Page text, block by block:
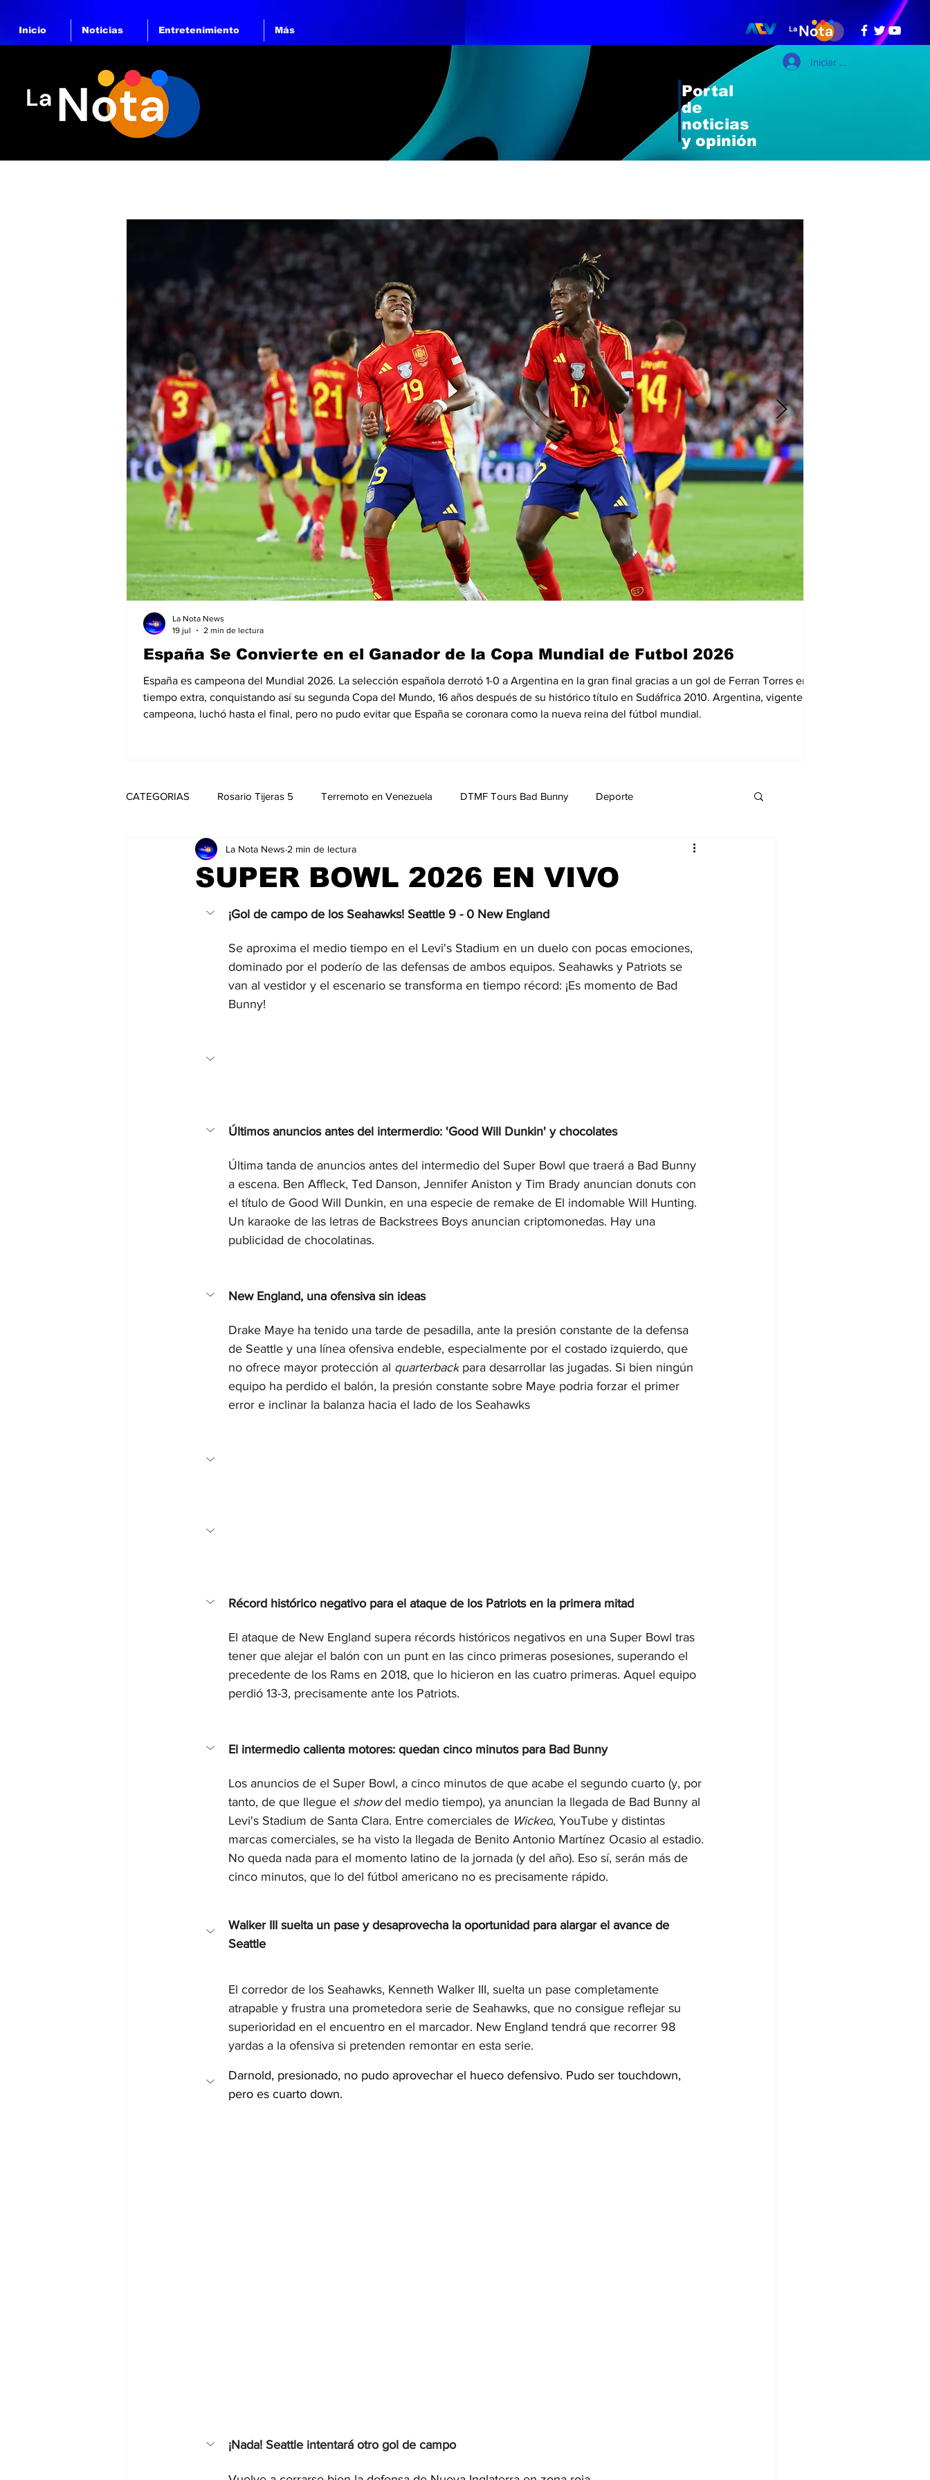
Inicio Noticias Entretenimiento Más
Iniciar sesión
Portal
de
noticias
y opinión
España Se Convierte en el Ganador de la Copa Mundial de Futbol 2026
España es campeona del Mundial 2026. La selección española derrotó 1-0 a Argentina en la gran final gracias a un gol de Ferran Torres en el
tiempo extra, conquistando así su segunda Copa del Mundo, 16 años después de su histórico título en Sudáfrica 2010. Argentina, vigente
campeona, luchó hasta el final, pero no pudo evitar que España se coronara como la nueva reina del fútbol mundial.
La Nota News
19 jul
2 min de lectura
CATEGORIAS Rosario Tijeras 5 Terremoto en Venezuela DTMF Tours Bad Bunny Deporte
Trump Regresa a La Casa Blanca Opinión
Entretenimiento MedioAmbiente Nicolas Maduro Detenido
Super Bowl 2026 Copa Mundial de Fútbol de 2026 Cine y Plataformas Digitales
SUPER BOWL 2026 EN VIVO
La Nota News 2 min de lectura
¡Gol de campo de los Seahawks! Seattle 9 - 0 New England
Se aproxima el medio tiempo en el Levi's Stadium en un duelo con pocas emociones,
dominado por el poderío de las defensas de ambos equipos. Seahawks y Patriots se
van al vestidor y el escenario se transforma en tiempo récord: ¡Es momento de Bad
Bunny!
Últimos anuncios antes del intermerdio: 'Good Will Dunkin' y chocolates
Última tanda de anuncios antes del intermedio del Super Bowl que traerá a Bad Bunny
a escena. Ben Affleck, Ted Danson, Jennifer Aniston y Tim Brady anuncian donuts con
el título de Good Will Dunkin, en una especie de remake de El indomable Will Hunting.
Un karaoke de las letras de Backstrees Boys anuncian criptomonedas. Hay una
publicidad de chocolatinas.
New England, una ofensiva sin ideas
Drake Maye ha tenido una tarde de pesadilla, ante la presión constante de la defensa
de Seattle y una línea ofensiva endeble, especialmente por el costado izquierdo, que
no ofrece mayor protección al quarterback para desarrollar las jugadas. Si bien ningún
equipo ha perdido el balón, la presión constante sobre Maye podria forzar el primer
error e inclinar la balanza hacia el lado de los Seahawks
Récord histórico negativo para el ataque de los Patriots en la primera mitad
El ataque de New England supera récords históricos negativos en una Super Bowl tras
tener que alejar el balón con un punt en las cinco primeras posesiones, superando el
precedente de los Rams en 2018, que lo hicieron en las cuatro primeras. Aquel equipo
perdió 13-3, precisamente ante los Patriots.
El intermedio calienta motores: quedan cinco minutos para Bad Bunny
Los anuncios de el Super Bowl, a cinco minutos de que acabe el segundo cuarto (y, por
tanto, de que llegue el show del medio tiempo), ya anuncian la llegada de Bad Bunny al
Levi's Stadium de Santa Clara. Entre comerciales de Wicked, YouTube y distintas
marcas comerciales, se ha visto la llegada de Benito Antonio Martínez Ocasio al estadio.
No queda nada para el momento latino de la jornada (y del año). Eso sí, serán más de
cinco minutos, que lo del fútbol americano no es precisamente rápido.
Walker III suelta un pase y desaprovecha la oportunidad para alargar el avance de
Seattle
El corredor de los Seahawks, Kenneth Walker III, suelta un pase completamente
atrapable y frustra una prometedora serie de Seahawks, que no consigue reflejar su
superioridad en el encuentro en el marcador. New England tendrá que recorrer 98
yardas a la ofensiva si pretenden remontar en esta serie.
Darnold, presionado, no pudo aprovechar el hueco defensivo. Pudo ser touchdown,
pero es cuarto down.
¡Nada! Seattle intentará otro gol de campo